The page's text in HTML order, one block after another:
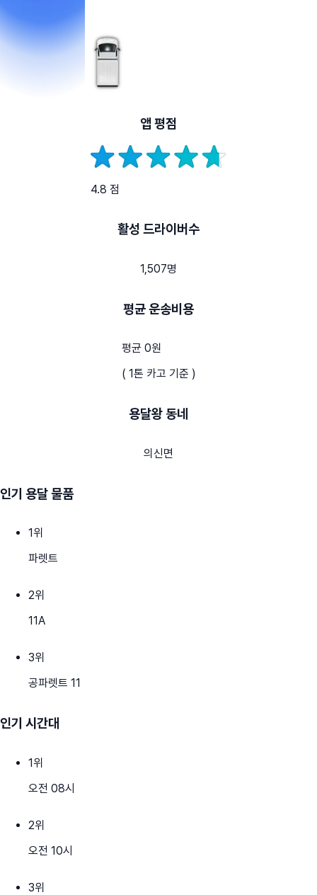
앱 평점
4.8 점
활성 드라이버수
1,507명
평균 운송비용
평균 0원
( 1톤 카고 기준 )
용달왕 동네
의신면
인기 용달 물품
1위
파렛트
2위
11A
3위
공파렛트 11
인기 시간대
1위
오전 08시
2위
오전 10시
3위